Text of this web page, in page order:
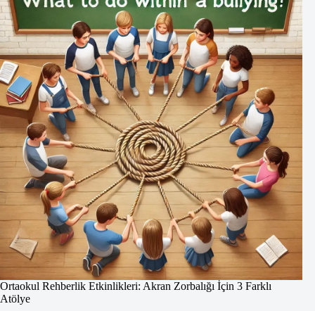
Ortaokul Rehberlik Etkinlikleri: Akran Zorbalığı İçin 3 Farklı
Atölye